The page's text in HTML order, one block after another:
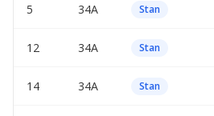
5 34A Stan
12 34A Stan
14 34A Stan